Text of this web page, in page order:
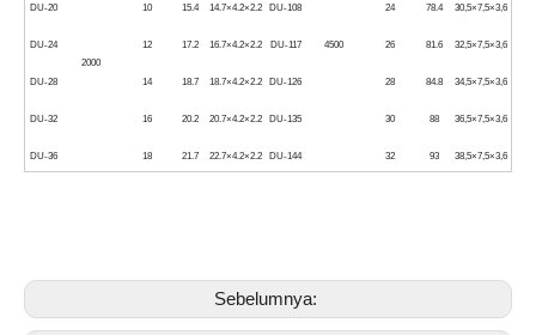
4500
2000
DU-20 10 15.4 14.7×4.2×2.2 DU-108 24 78.4 30,5×7,5×3,6
DU-24 12 17.2 16.7×4.2×2.2 DU-117 26 81.6 32,5×7,5×3,6
DU-28 14 18.7 18.7×4.2×2.2 DU-126 28 84.8 34,5×7,5×3,6
DU-32 16 20.2 20.7×4.2×2.2 DU-135 30 88 36,5×7,5×3,6
DU-36 18 21.7 22.7×4.2×2.2 DU-144 32 93 38,5×7,5×3,6
Sebelumnya: